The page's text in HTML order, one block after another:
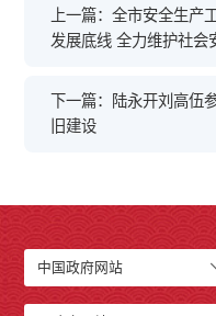
上一篇：全市安全生产
发展底线 全力维护社会
下一篇：陆永开刘高伍
旧建设
中国政府网站